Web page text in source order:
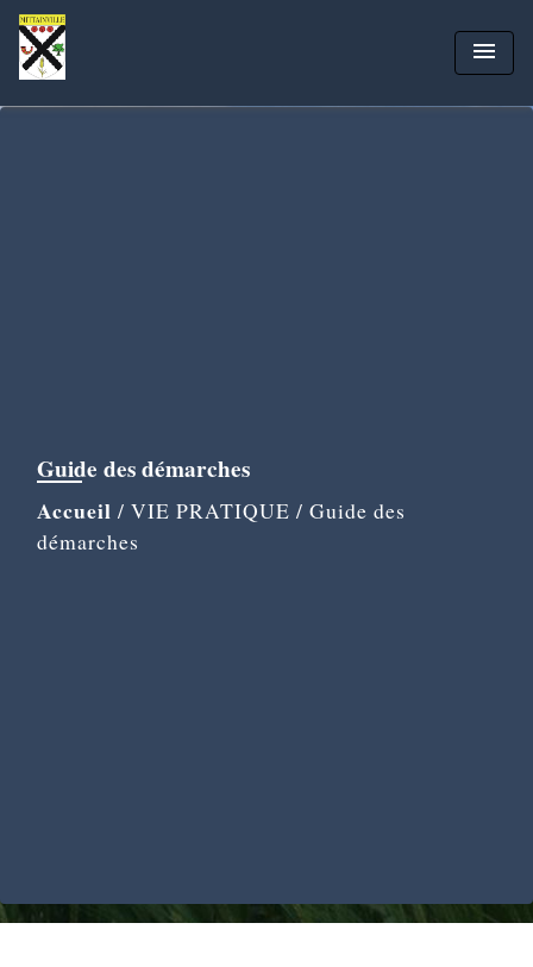
menu
Guide des démarches
Accueil / VIE PRATIQUE / Guide des
démarches